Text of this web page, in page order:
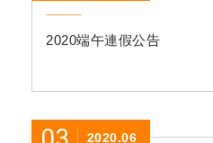
2020端午連假公告
2020.06